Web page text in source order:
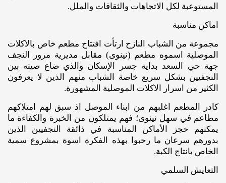
المستوعبة لكل الاتجاهات والثقافات والملل.
اماكن مناسبة
مجموعة من الشباب النازح ارتأت افتتاح مطعم خاص بالاكلات
الموصلية اسموه مطعم (نينوى) مقابل مديرية مرور النجف
جهة حي السعد بداية جسر الإسكان والذي ضاع صيته بين
النجفيين بشكل سريع خاصة الشباب منهم الذين لا يعرفون
الكثير من اسرار الاكلات الموصلية المشهورة.
كادر المطعم اغلبهم من ابناء الموصل اذ سبق لهم امتلاكهم
مطاعم في سهل نينوى؛ فهم يمتلكون من الخبرة والكفاءة ما
يمكنهم حجز الأماكن المناسبة في ذائقة النجفيين الذين
بدورهم سرعان ما رحبوا بهذه الفكرة اسوة بمشروع سمية
الخاص بانتاج الكبة.
التعايش السلمي